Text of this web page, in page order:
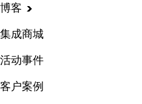
博客
集成商城
活动事件
客户案例